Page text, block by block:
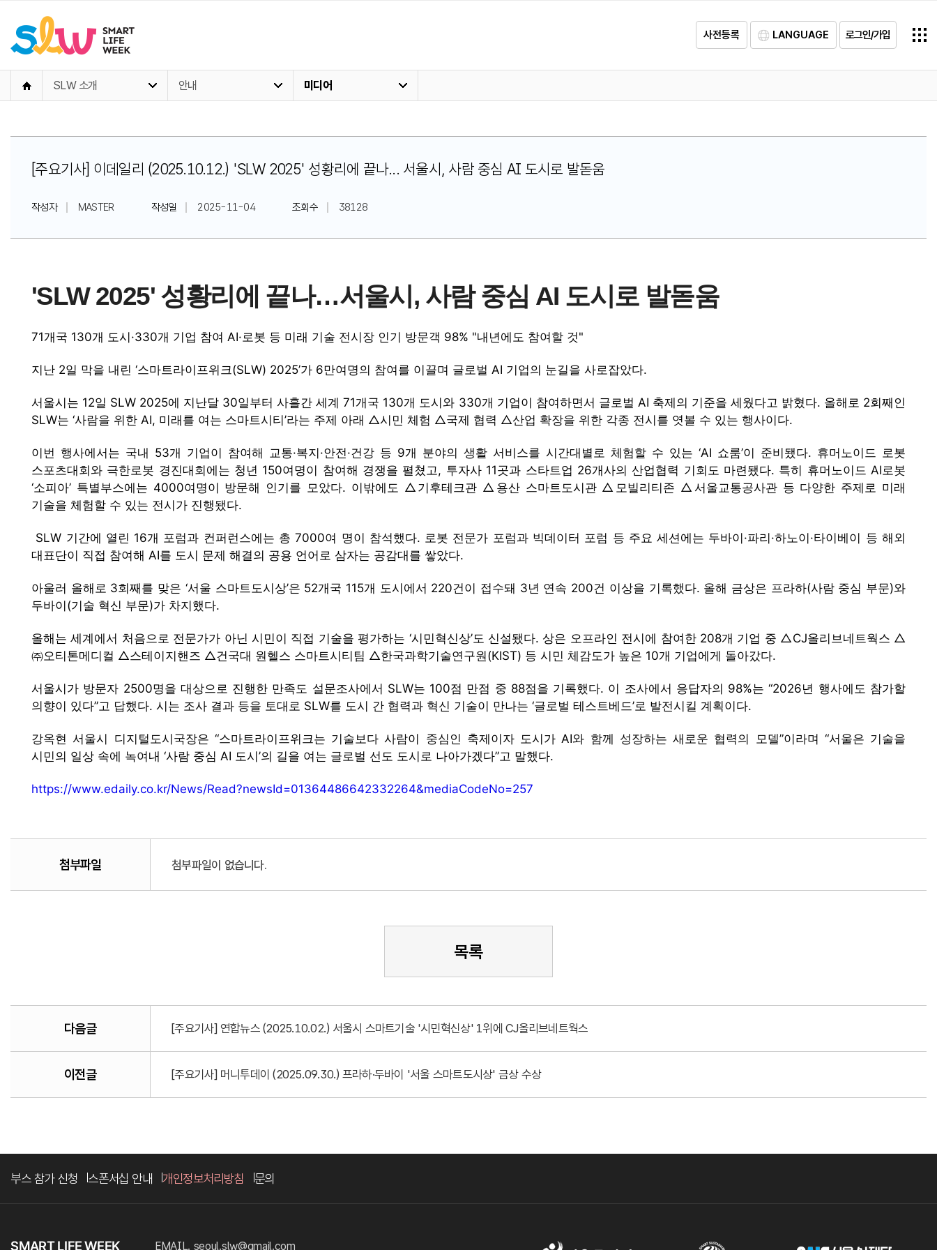
사전등록 LANGUAGE 로그인/가입
SLW 소개 안내 미디어
[주요기사] 이데일리 (2025.10.12.) 'SLW 2025' 성황리에 끝나... 서울시, 사람 중심 AI 도시로 발돋움
작성자 MASTER 작성일 2025-11-04 조회수 38128
'SLW 2025' 성황리에 끝나…서울시, 사람 중심 AI 도시로 발돋움
71개국 130개 도시·330개 기업 참여 AI·로봇 등 미래 기술 전시장 인기 방문객 98% "내년에도 참여할 것"
지난 2일 막을 내린 ‘스마트라이프위크(SLW) 2025’가 6만여명의 참여를 이끌며 글로벌 AI 기업의 눈길을 사로잡았다.
서울시는 12일 SLW 2025에 지난달 30일부터 사흘간 세계 71개국 130개 도시와 330개 기업이 참여하면서 글로벌 AI 축제의 기준을 세웠다고 밝혔다. 올해로 2회째인
SLW는 ‘사람을 위한 AI, 미래를 여는 스마트시티’라는 주제 아래 △시민 체험 △국제 협력 △산업 확장을 위한 각종 전시를 엿볼 수 있는 행사이다.
이번 행사에서는 국내 53개 기업이 참여해 교통·복지·안전·건강 등 9개 분야의 생활 서비스를 시간대별로 체험할 수 있는 ‘AI 쇼룸’이 준비됐다. 휴머노이드 로봇
스포츠대회와 극한로봇 경진대회에는 청년 150여명이 참여해 경쟁을 펼쳤고, 투자사 11곳과 스타트업 26개사의 산업협력 기회도 마련됐다. 특히 휴머노이드 AI로봇
‘소피아’ 특별부스에는 4000여명이 방문해 인기를 모았다. 이밖에도 △기후테크관 △용산 스마트도시관 △모빌리티존 △서울교통공사관 등 다양한 주제로 미래
기술을 체험할 수 있는 전시가 진행됐다.
SLW 기간에 열린 16개 포럼과 컨퍼런스에는 총 7000여 명이 참석했다. 로봇 전문가 포럼과 빅데이터 포럼 등 주요 세션에는 두바이·파리·하노이·타이베이 등 해외
대표단이 직접 참여해 AI를 도시 문제 해결의 공용 언어로 삼자는 공감대를 쌓았다.
아울러 올해로 3회째를 맞은 ‘서울 스마트도시상’은 52개국 115개 도시에서 220건이 접수돼 3년 연속 200건 이상을 기록했다. 올해 금상은 프라하(사람 중심 부문)와
두바이(기술 혁신 부문)가 차지했다.
올해는 세계에서 처음으로 전문가가 아닌 시민이 직접 기술을 평가하는 ‘시민혁신상’도 신설됐다. 상은 오프라인 전시에 참여한 208개 기업 중 △CJ올리브네트웍스 △
㈜오티톤메디컬 △스테이지핸즈 △건국대 원헬스 스마트시티팀 △한국과학기술연구원(KIST) 등 시민 체감도가 높은 10개 기업에게 돌아갔다.
서울시가 방문자 2500명을 대상으로 진행한 만족도 설문조사에서 SLW는 100점 만점 중 88점을 기록했다. 이 조사에서 응답자의 98%는 “2026년 행사에도 참가할
의향이 있다”고 답했다. 시는 조사 결과 등을 토대로 SLW를 도시 간 협력과 혁신 기술이 만나는 ‘글로벌 테스트베드’로 발전시킬 계획이다.
강옥현 서울시 디지털도시국장은 “스마트라이프위크는 기술보다 사람이 중심인 축제이자 도시가 AI와 함께 성장하는 새로운 협력의 모델”이라며 “서울은 기술을
시민의 일상 속에 녹여내 ‘사람 중심 AI 도시’의 길을 여는 글로벌 선도 도시로 나아가겠다”고 말했다.
https://www.edaily.co.kr/News/Read?newsId=01364486642332264&mediaCodeNo=257
첨부파일 첨부파일이 없습니다.
목록
다음글 [주요기사] 연합뉴스 (2025.10.02.) 서울시 스마트기술 '시민혁신상' 1위에 CJ올리브네트웍스
이전글 [주요기사] 머니투데이 (2025.09.30.) 프라하·두바이 '서울 스마트도시상' 금상 수상
부스 참가 신청 스폰서십 안내 개인정보처리방침 문의
EMAIL. seoul.slw@gmail.com